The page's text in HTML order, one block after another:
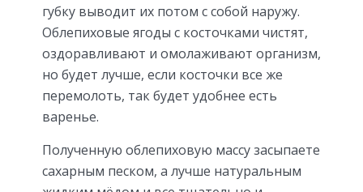
губку выводит их потом с собой наружу.
Облепиховые ягоды с косточками чистят,
оздоравливают и омолаживают организм,
но будет лучше, если косточки все же
перемолоть, так будет удобнее есть
варенье.
Полученную облепиховую массу засыпаете
сахарным песком, а лучше натуральным